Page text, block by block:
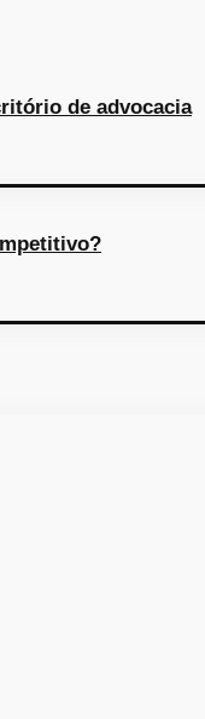
de advocacia